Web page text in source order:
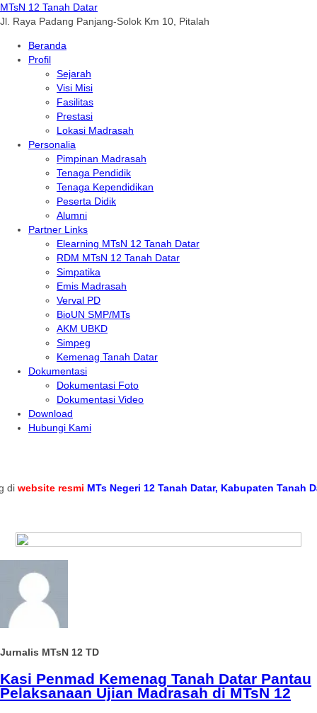
MTsN 12 Tanah Datar
Jl. Raya Padang Panjang-Solok Km 10, Pitalah
Beranda
Profil
Sejarah
Visi Misi
Fasilitas
Prestasi
Lokasi Madrasah
Personalia
Pimpinan Madrasah
Tenaga Pendidik
Tenaga Kependidikan
Peserta Didik
Alumni
Partner Links
Elearning MTsN 12 Tanah Datar
RDM MTsN 12 Tanah Datar
Simpatika
Emis Madrasah
Verval PD
BioUN SMP/MTs
AKM UBKD
Simpeg
Kemenag Tanah Datar
Dokumentasi
Dokumentasi Foto
Dokumentasi Video
Download
Hubungi Kami
website resmi MTs Negeri 12 Tanah Datar, Kabupaten Tanah
Jurnalis MTsN 12 TD
Kasi Penmad Kemenag Tanah Datar Pantau
Pelaksanaan Ujian Madrasah di MTsN 12